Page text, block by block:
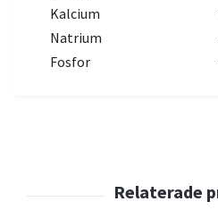
Kalcium
Natrium
Fosfor